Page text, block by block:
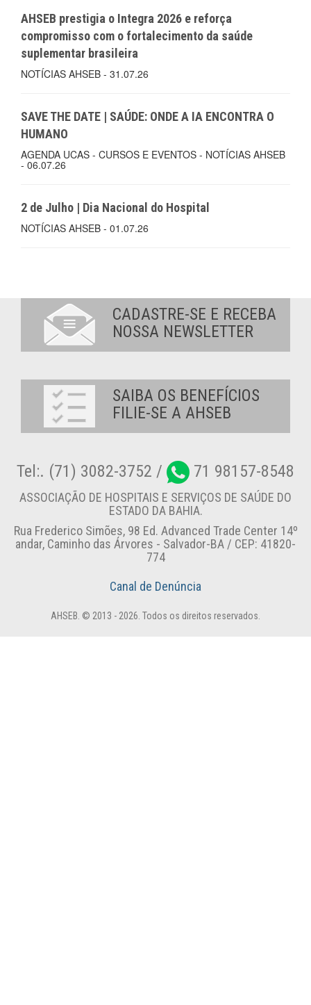
AHSEB prestigia o Integra 2026 e reforça
compromisso com o fortalecimento da saúde
suplementar brasileira
NOTÍCIAS AHSEB - 31.07.26
SAVE THE DATE | SAÚDE: ONDE A IA ENCONTRA O
HUMANO
AGENDA UCAS - CURSOS E EVENTOS - NOTÍCIAS AHSEB
- 06.07.26
2 de Julho | Dia Nacional do Hospital
NOTÍCIAS AHSEB - 01.07.26
CADASTRE-SE E RECEBA
NOSSA NEWSLETTER
SAIBA OS BENEFÍCIOS
FILIE-SE A AHSEB
Tel:. (71) 3082-3752 / 71 98157-8548
ASSOCIAÇÃO DE HOSPITAIS E SERVIÇOS DE SAÚDE DO
ESTADO DA BAHIA.
Rua Frederico Simões, 98 Ed. Advanced Trade Center 14º
andar, Caminho das Árvores - Salvador-BA / CEP: 41820-
774
Canal de Denúncia
AHSEB. © 2013 - 2026. Todos os direitos reservados.